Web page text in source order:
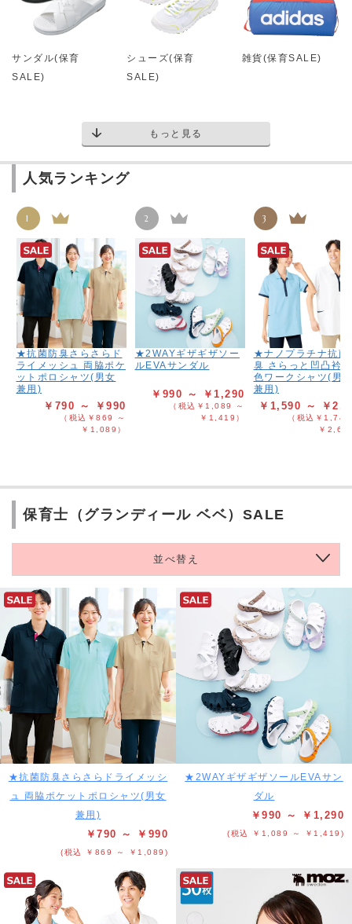
サンダル(保育
SALE)
シューズ(保育
SALE)
雑貨(保育SALE)
もっと見る
人気ランキング
1
★抗菌防臭さらさらド
ライメッシュ 両脇ポケ
ットポロシャツ(男女
兼用)
￥790 ～ ￥990
（税込￥869 ～
￥1,089）
2
★2WAYギザギザソー
ルEVAサンダル
￥990 ～ ￥1,290
（税込￥1,089 ～
￥1,419）
3
★ナノプラチナ抗菌
臭 さらっと凹凸衿
色ワークシャツ(男
兼用)
￥1,590 ～ ￥
（税込￥
￥
保育士（グランディール ベベ）SALE
並べ替え
★抗菌防臭さらさらドライメッシ
ュ 両脇ポケットポロシャツ(男女
兼用)
￥790 ～ ￥990
(税込 ￥869 ～ ￥1,089)
★2WAYギザギザソールEVAサン
ダル
￥990 ～ ￥1,290
(税込 ￥1,089 ～ ￥1,419)